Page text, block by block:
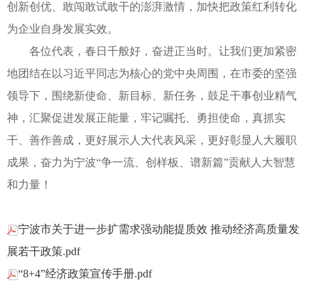
创新创优、敢闯敢试敢干的澎湃激情，加快把政策红利转化
为企业自身发展实效。
各位代表，春日千般好，奋进正当时。让我们更加紧密
地团结在以习近平同志为核心的党中央周围，在市委的坚强
领导下，围绕新使命、新目标、新任务，鼓足干事创业精气
神，汇聚促进发展正能量，牢记嘱托、勇担使命，真抓实
干、善作善成，更好展示人大代表风采，更好彰显人大履职
成果，奋力为宁波“争一流、创样板、谱新篇”贡献人大智慧
和力量！
宁波市关于进一步扩需求强动能提质效 推动经济高质量发
展若干政策.pdf
“8+4”经济政策宣传手册.pdf